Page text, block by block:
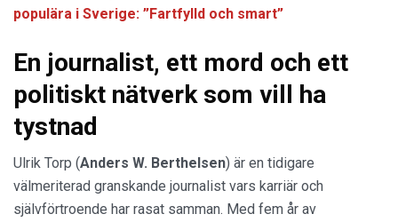
populära i Sverige: ”Fartfylld och smart”
En journalist, ett mord och ett
politiskt nätverk som vill ha
tystnad
Ulrik Torp (Anders W. Berthelsen) är en tidigare
välmeriterad granskande journalist vars karriär och
självförtroende har rasat samman. Med fem år av